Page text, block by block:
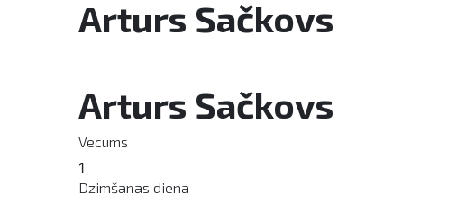
Arturs Sačkovs
Arturs Sačkovs
Vecums
1
Dzimšanas diena